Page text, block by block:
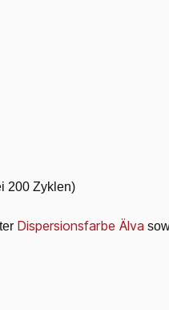
200 Zyklen)
Dispersionsfarbe Älva